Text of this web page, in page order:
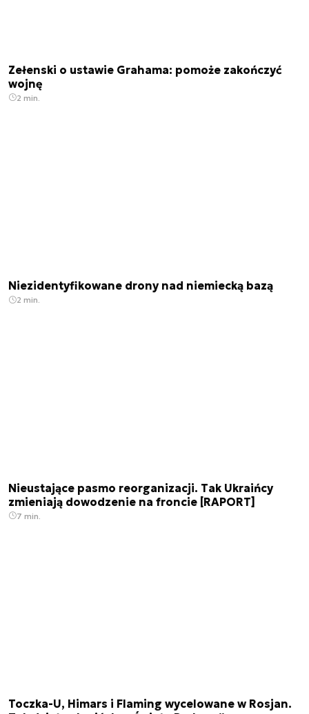
Zełenski o ustawie Grahama: pomoże zakończyć
wojnę
2 min.
Niezidentyfikowane drony nad niemiecką bazą
2 min.
Nieustające pasmo reorganizacji. Tak Ukraińcy
zmieniają dowodzenie na froncie [RAPORT]
7 min.
Toczka-U, Himars i Flaming wycelowane w Rosjan.